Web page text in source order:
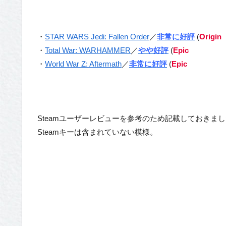
・ STAR WARS Jedi: Fallen Order／非常に好評(Origin
・ Total War: WARHAMMER ／やや好評(Epic
・ World War Z: Aftermath／非常に好評(Epic
Steamユーザーレビューを参考のため記載しておきまし
Steamキーは含まれていない模様。